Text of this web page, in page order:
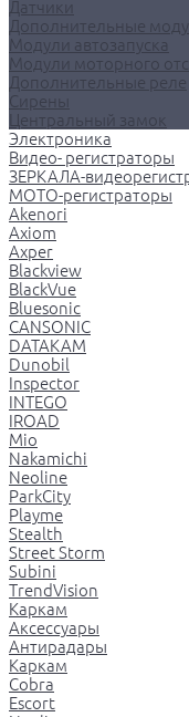
Датчики
Дополнительные
Модули автозапуска
Модули моторного
Дополнительные реле
Сирены
Центральный замок
Электроника
Видео- регистраторы
ЗЕРКАЛА-
МОТО-регистраторы
Akenori
Axiom
Axper
Blackview
BlackVue
Bluesonic
CANSONIC
DATAKAM
Dunobil
Inspector
INTEGO
IROAD
Mio
Nakamichi
Neoline
ParkCity
Playme
Stealth
Street Storm
Subini
TrendVision
Каркам
Аксессуары
Антирадары
Каркам
Cobra
Escort